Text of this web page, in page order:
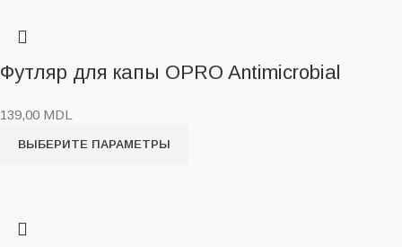
Футляр для капы OPRO Antimicrobial
139,00 MDL
ВЫБЕРИТЕ ПАРАМЕТРЫ